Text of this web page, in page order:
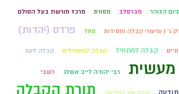
הזוהר מברסלב מסורת מרכז מורשת בעל הסולם
ג' | שיעורי קבלה וחסידות פחד
פרדס (יהדות)
קבלה למתחיל קבלה למתחילים קבלה לעם
רבי יהודה לייב אשלג רשבי
תורה אור לקריאה תורת הקבלה